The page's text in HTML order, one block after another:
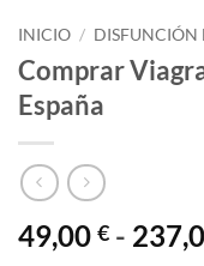
INICIO / DISFUNCIÓN
Comprar
España
49,00 € -